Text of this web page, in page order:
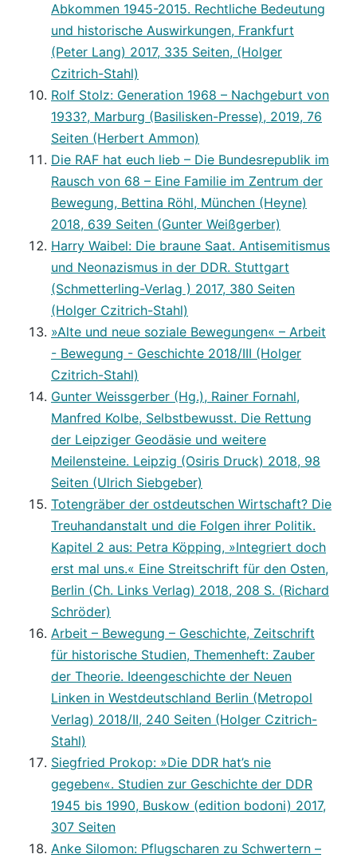
Abkommen 1945-2015. Rechtliche Bedeutung
und historische Auswirkungen, Frankfurt
(Peter Lang) 2017, 335 Seiten, (Holger
Czitrich-Stahl)
Rolf Stolz: Generation 1968 – Nachgeburt von
1933?, Marburg (Basilisken-Presse), 2019, 76
Seiten (Herbert Ammon)
Die RAF hat euch lieb – Die Bundesrepublik im
Rausch von 68 – Eine Familie im Zentrum der
Bewegung, Bettina Röhl, München (Heyne)
2018, 639 Seiten (Gunter Weißgerber)
Harry Waibel: Die braune Saat. Antisemitismus
und Neonazismus in der DDR. Stuttgart
(Schmetterling-Verlag ) 2017, 380 Seiten
(Holger Czitrich-Stahl)
»Alte und neue soziale Bewegungen« – Arbeit
- Bewegung - Geschichte 2018/III (Holger
Czitrich-Stahl)
Gunter Weissgerber (Hg.), Rainer Fornahl,
Manfred Kolbe, Selbstbewusst. Die Rettung
der Leipziger Geodäsie und weitere
Meilensteine. Leipzig (Osiris Druck) 2018, 98
Seiten (Ulrich Siebgeber)
Totengräber der ostdeutschen Wirtschaft? Die
Treuhandanstalt und die Folgen ihrer Politik.
Kapitel 2 aus: Petra Köpping, »Integriert doch
erst mal uns.« Eine Streitschrift für den Osten,
Berlin (Ch. Links Verlag) 2018, 208 S. (Richard
Schröder)
Arbeit – Bewegung – Geschichte, Zeitschrift
für historische Studien, Themenheft: Zauber
der Theorie. Ideengeschichte der Neuen
Linken in Westdeutschland Berlin (Metropol
Verlag) 2018/II, 240 Seiten (Holger Czitrich-
Stahl)
Siegfried Prokop: »Die DDR hat’s nie
gegeben«. Studien zur Geschichte der DDR
1945 bis 1990, Buskow (edition bodoni) 2017,
307 Seiten
Anke Silomon: Pflugscharen zu Schwertern –